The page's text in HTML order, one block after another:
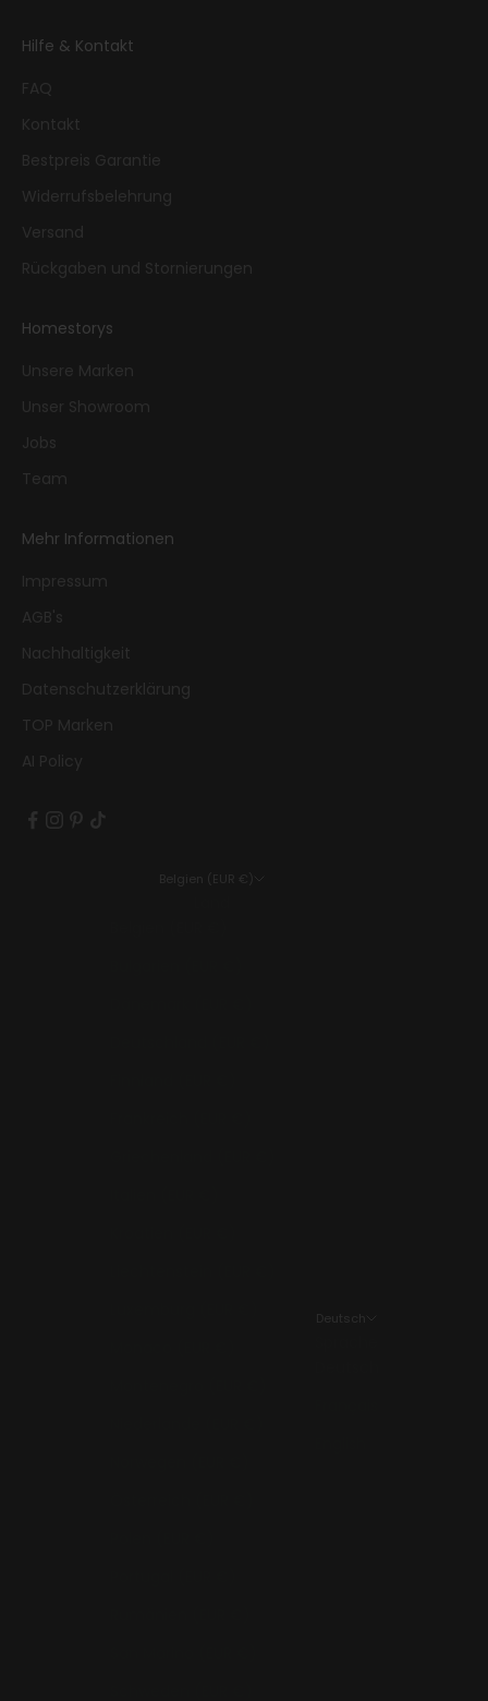
Hilfe & Kontakt
FAQ
Kontakt
Bestpreis Garantie
Widerrufsbelehrung
Versand
Rückgaben und Stornierungen
Homestorys
Unsere Marken
Unser Showroom
Jobs
Team
Mehr Informationen
Impressum
AGB's
Nachhaltigkeit
Datenschutzerklärung
TOP Marken
AI Policy
Deutsch